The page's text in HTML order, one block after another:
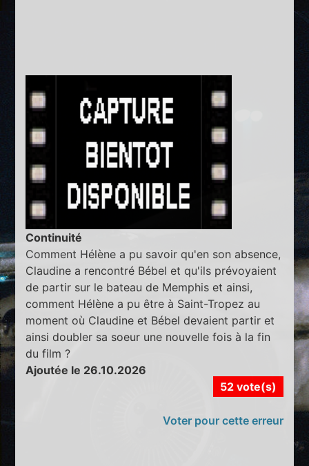
Continuité
Comment Hélène a pu savoir qu'en son absence,
Claudine a rencontré Bébel et qu'ils prévoyaient
de partir sur le bateau de Memphis et ainsi,
comment Hélène a pu être à Saint-Tropez au
moment où Claudine et Bébel devaient partir et
ainsi doubler sa soeur une nouvelle fois à la fin
du film ?
Ajoutée le 26.10.2026
52 vote(s)
Voter pour cette erreur